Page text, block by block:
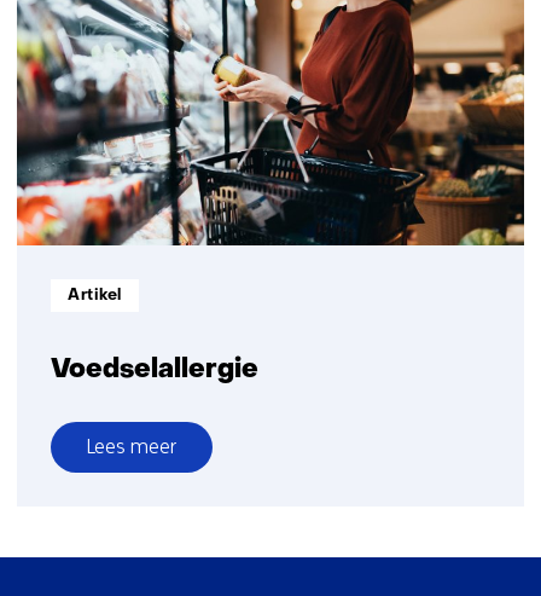
voeding
op
gezondheid
Voedselallergie
Informatietype:
Artikel
Lees meer
over